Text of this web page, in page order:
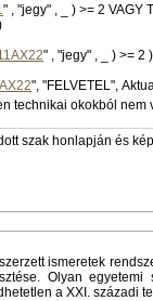
" , "jegy" , _ )
>= 2 )
" , "jegy" , _ ) >= 2 )
technikai okokból nem
szak honlapján és
ismeretek
Olyan
a XXI. századi